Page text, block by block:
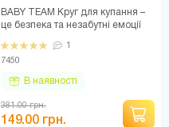
BABY TEAM Круг для купання –
це безпека та незабутні емоції
купання. ..
1
7450
В наявності
381.00 грн.
149.00 грн.